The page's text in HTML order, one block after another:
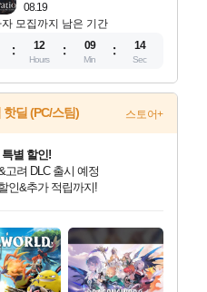
08.19
자 모집까지 남은 기간
12
Hours
09
Min
13
Sec
핫딜 (PC/스팀) 스토어+
할인가를 만나보세요!
혜택과 함께 만나보세요!
고려 DLC 출시 예정
인&추가 적립까지!
: 검의 길 예약 판매 중!
베니 혜택까지!
혜택가와 함께 예약하세요!
네이버혜택으로 만나보세요!
페이 혜택과 만나보세요!
프로모션으로 만나보세요!
포인트 혜택까지!
에 만나보세요!
디션 상시 할인!
로 예약 판매 중
게 충전하세요